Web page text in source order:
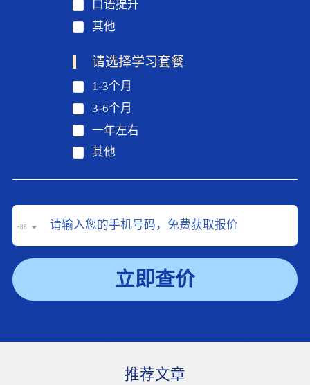
口语提升
其他
请选择学习套餐
1-3个月
3-6个月
一年左右
其他
+86
立即查价
推荐文章